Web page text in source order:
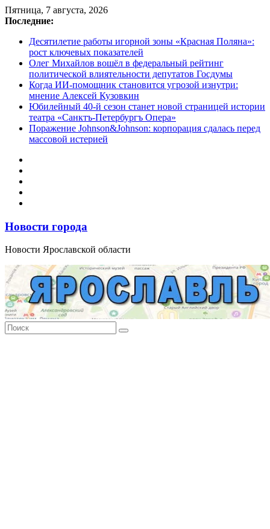
Перейти
к
Пятница, 7 августа, 2026
Последние:
Десятилетие работы игорной зоны «Красная Поляна»:
рост ключевых показателей
Олег Михайлов вошёл в федеральный рейтинг
политической влиятельности депутатов Госдумы
Когда ИИ-помощник становится угрозой изнутри:
мнение Алексей Кузовкин
Юбилейный 40-й сезон станет новой страницей истории
театра «Санктъ-Петербургъ Опера»
Поражение Johnson&Johnson: корпорация сдалась перед
массовой истерией
Новости города
Новости Ярославской области